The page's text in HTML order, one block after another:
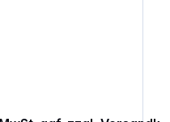
und Schmutz am
kann das
gehen, dank